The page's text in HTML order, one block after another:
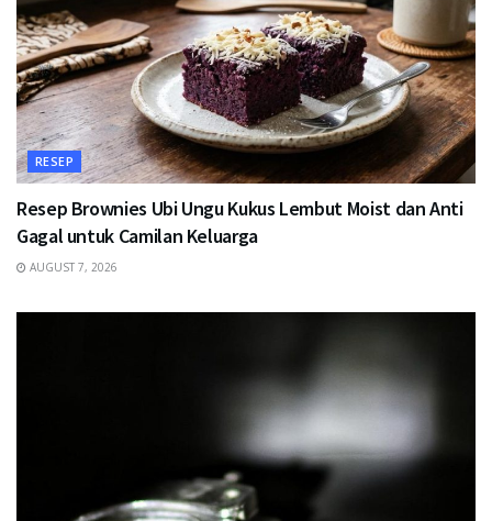
RESEP
Resep Brownies Ubi Ungu Kukus Lembut Moist dan Anti
Gagal untuk Camilan Keluarga
AUGUST 7, 2026